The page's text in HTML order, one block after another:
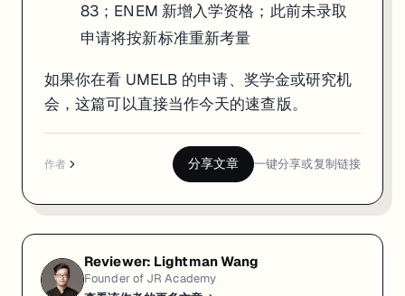
83；ENEM 新增入学资格；此前未录取
申请将按新标准重新考量
如果你在看 UMELB 的申请、奖学金或研究机
会，这篇可以直接当作今天的速查版。
作者 分享文章 一键分享或复制链接
Reviewer: Lightman Wang
Founder of JR Academy